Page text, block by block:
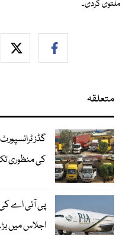
ملتوی کردی۔
متعلقہ
گڈز
کی منظوری
پی آئی اے کی
اجلاس میں